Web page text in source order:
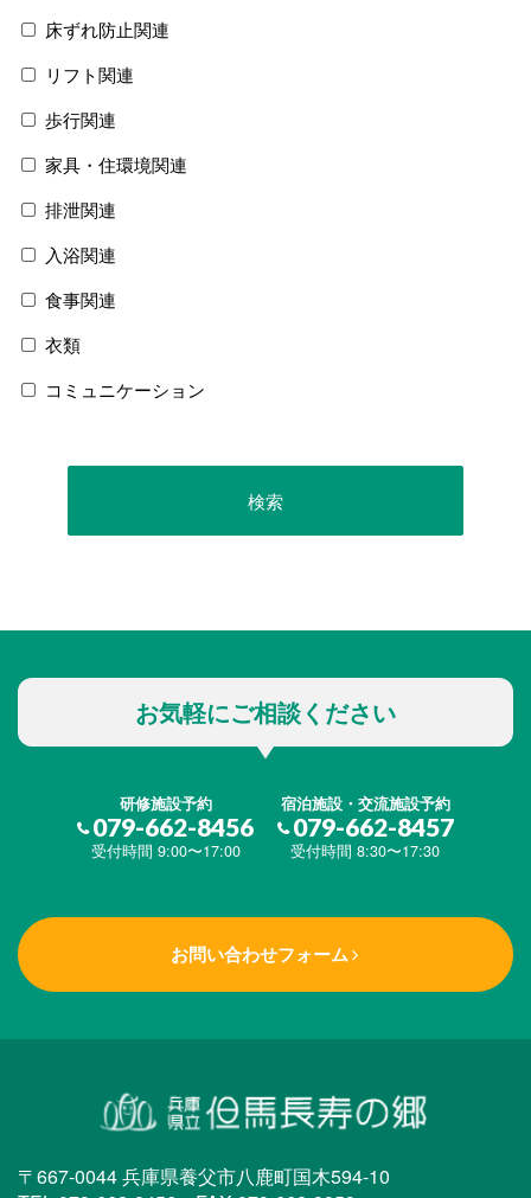
床ずれ防止関連
リフト関連
歩行関連
家具・住環境関連
排泄関連
入浴関連
食事関連
衣類
コミュニケーション
お気軽にご相談ください
研修施設予約
079-662-8456
受付時間 9:00〜17:00
宿泊施設・交流施設予約
079-662-8457
受付時間 8:30〜17:30
お問い合わせフォーム
〒667-0044 兵庫県養父市八鹿町国木594-10